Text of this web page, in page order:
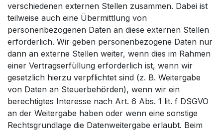
verschiedenen externen Stellen zusammen. Dabei ist
teilweise auch eine Übermittlung von
personenbezogenen Daten an diese externen Stellen
erforderlich. Wir geben personenbezogene Daten nur
dann an externe Stellen weiter, wenn dies im Rahmen
einer Vertragserfüllung erforderlich ist, wenn wir
gesetzlich hierzu verpflichtet sind (z. B. Weitergabe
von Daten an Steuerbehörden), wenn wir ein
berechtigtes Interesse nach Art. 6 Abs. 1 lit. f DSGVO
an der Weitergabe haben oder wenn eine sonstige
Rechtsgrundlage die Datenweitergabe erlaubt. Beim